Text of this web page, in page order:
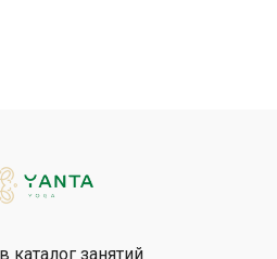
каталог занятий